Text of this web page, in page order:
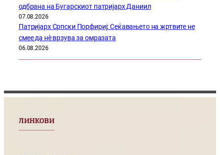
одбрана на Бугарскиот патријарх Даниил
07.08.2026
Патријарх Српски Порфириј: Сеќавањето на жртвите не
смее да нѐ врзува за омразата
06.08.2026
ЛИНКОВИ